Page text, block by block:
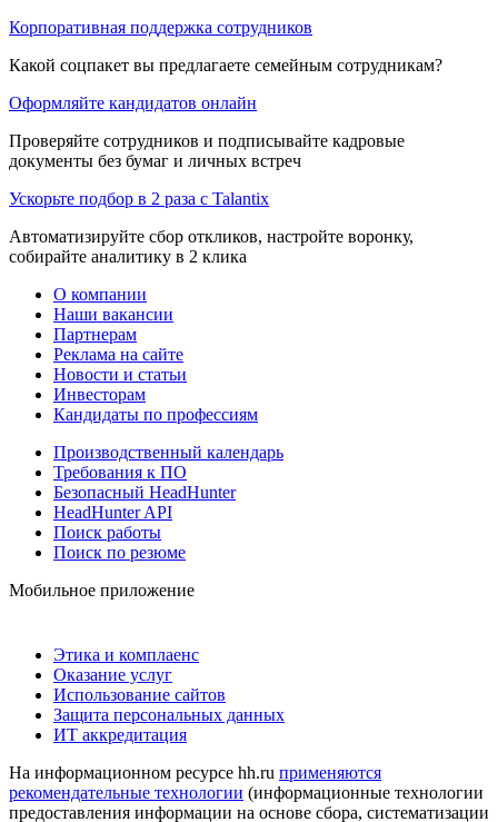
Корпоративная поддержка сотрудников
Какой соцпакет вы предлагаете семейным сотрудникам?
Оформляйте кандидатов онлайн
Проверяйте сотрудников и подписывайте кадровые
документы без бумаг и личных встреч
Ускорьте подбор в 2 раза с Talantix
Автоматизируйте сбор откликов, настройте воронку,
собирайте аналитику в 2 клика
О компании
Наши вакансии
Партнерам
Реклама на сайте
Новости и статьи
Инвесторам
Кандидаты по профессиям
Производственный календарь
Требования к ПО
Безопасный HeadHunter
HeadHunter API
Поиск работы
Поиск по резюме
Мобильное приложение
Этика и комплаенс
Оказание услуг
Использование сайтов
Защита персональных данных
ИТ аккредитация
На информационном ресурсе hh.ru применяются
рекомендательные технологии (информационные технологии
предоставления информации на основе сбора, систематизации